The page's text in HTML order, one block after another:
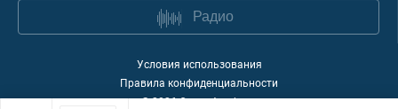
Радио
Условия использования
Правила конфиденциальности
©2026Quran Academy